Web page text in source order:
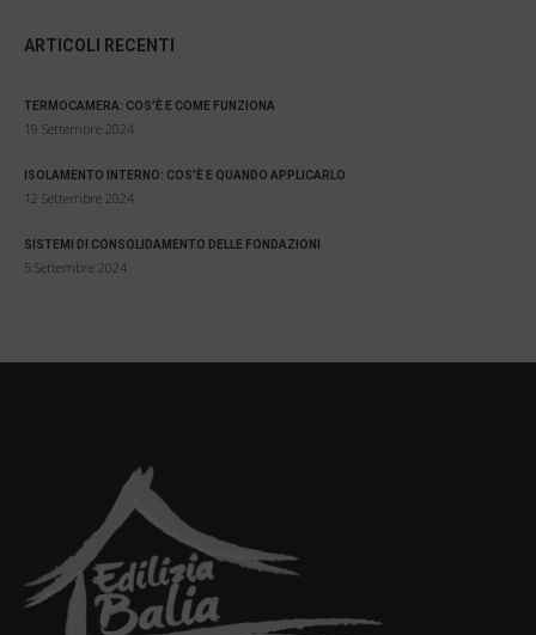
ARTICOLI RECENTI
TERMOCAMERA: COS’È E COME FUNZIONA
19 Settembre 2024
ISOLAMENTO INTERNO: COS’È E QUANDO APPLICARLO
12 Settembre 2024
SISTEMI DI CONSOLIDAMENTO DELLE FONDAZIONI
5 Settembre 2024